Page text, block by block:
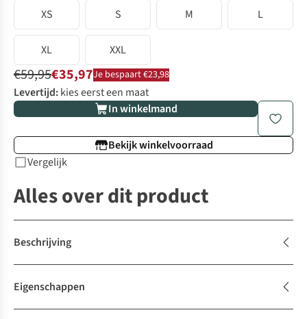
XS
S M L
XL XXL
€59,95€35,97Je bespaart €23,98
Levertijd:kies eerst een maat
In winkelmand
Bekijk winkelvoorraad
Vergelijk
Alles over dit product
Beschrijving
Eigenschappen